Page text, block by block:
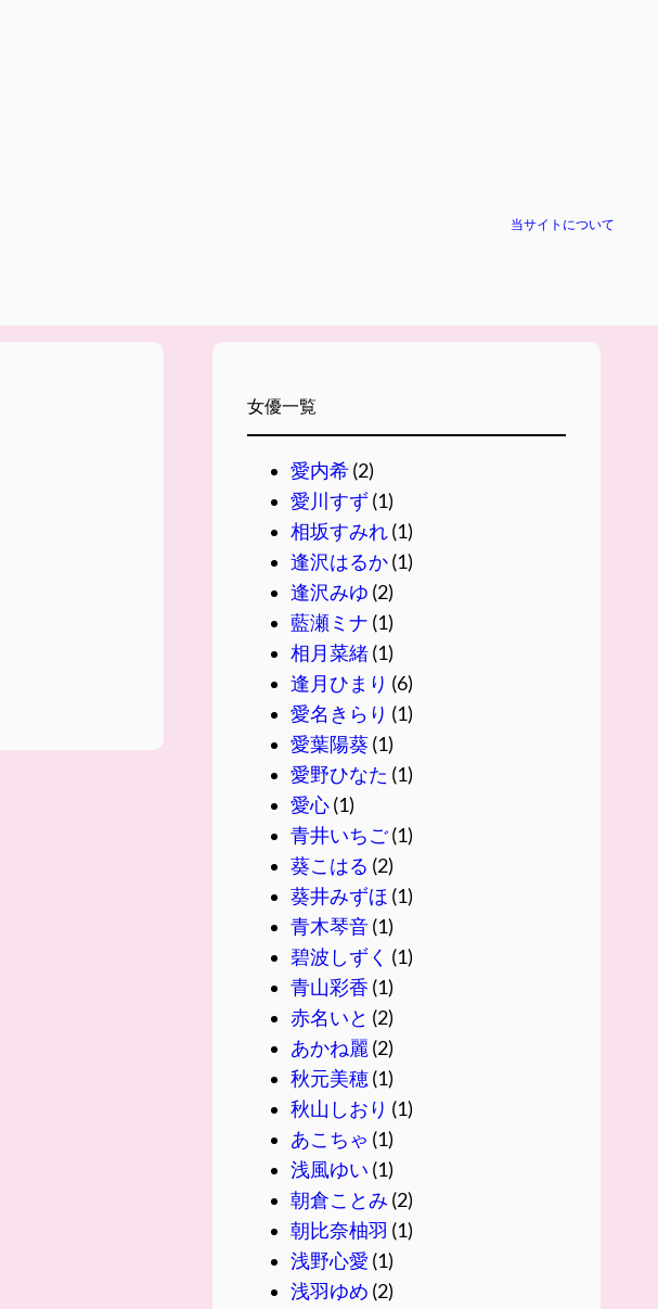
当サイトについて
女優一覧
愛内希(2)
愛川すず(1)
相坂すみれ(1)
逢沢はるか(1)
逢沢みゆ (2)
藍瀬ミナ (1)
相月菜緒(1)
逢月ひまり (6)
愛名きらり (1)
愛葉陽葵(1)
愛野ひなた (1)
愛心(1)
青井いちご(1)
葵こはる (2)
葵井みずほ (1)
青木琴音(1)
碧波しずく (1)
青山彩香 (1)
赤名いと (2)
あかね麗 (2)
秋元美穂(1)
秋山しおり (1)
あこちゃ (1)
浅風ゆい (1)
朝倉ことみ (2)
朝比奈柚羽 (1)
浅野心愛 (1)
浅羽ゆめ (2)